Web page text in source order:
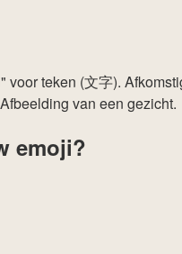
voor teken (文字).
van een gezicht.
emoji?